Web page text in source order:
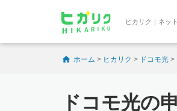
ヒカリク｜ネッ
ホーム > ヒカリク > ドコモ光 >
ドコモ光の